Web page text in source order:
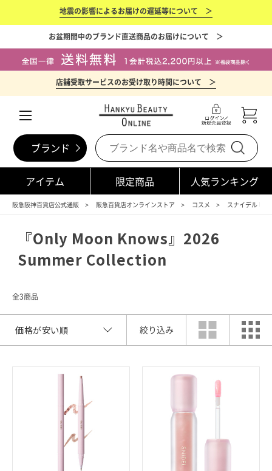
地震の影響によるお届けの遅延等について ＞
お盆期間中のブランド直送商品のお届けについて ＞
店舗受取サービスのお受け取り時間について ＞
ブランド
アイテム 限定商品 人気ランキング
阪急阪神百貨店公式通販 阪急百貨店オンラインストア コスメ スナイデル ビ
『Only Moon Knows』2026
Summer Collection
全3商品
絞り込み